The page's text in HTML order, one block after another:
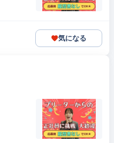
気になる